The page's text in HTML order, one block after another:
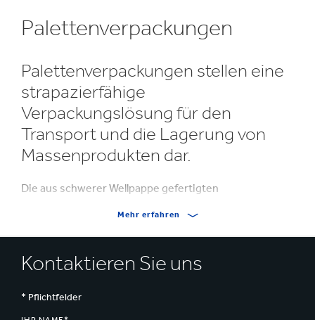
Palettenverpackungen
Palettenverpackungen stellen eine
strapazierfähige
Verpackungslösung für den
Transport und die Lagerung von
Massenprodukten dar.
Die aus schwerer Wellpappe gefertigten
Palette aus Holz oder Wellpappe befestigt.
Alle Palettenverpackungen werden gemäß den
Mehr erfahren
Kontaktieren Sie uns
* Pflichtfelder